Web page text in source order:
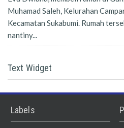
Muhamad Saleh, Kelurahan
Kecamatan Sukabumi. Rumah
nantiny...
Text Widget
Labels